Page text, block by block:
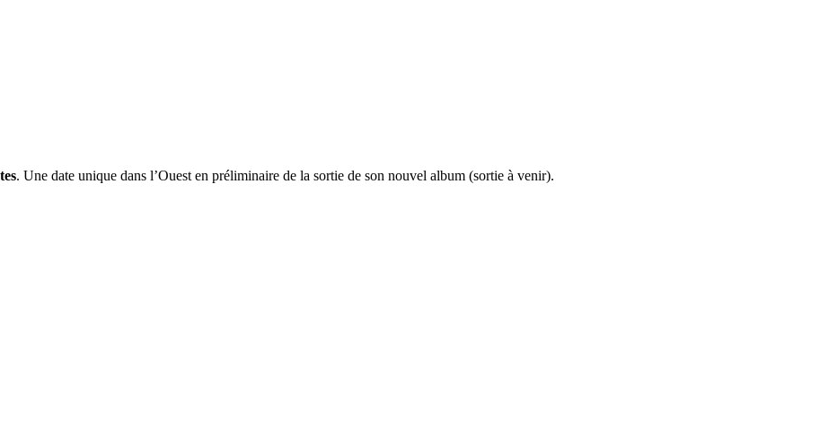
. Une date unique dans l’Ouest en préliminaire de la sortie de son nouvel album (sortie à venir).